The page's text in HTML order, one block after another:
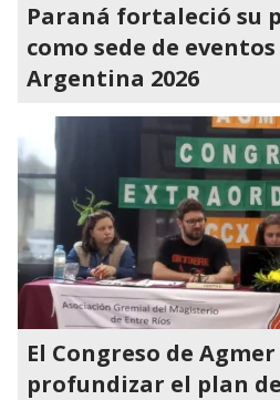
Paraná fortaleció su
como sede de
Argentina 2026
El Congreso de
profundizar el plan